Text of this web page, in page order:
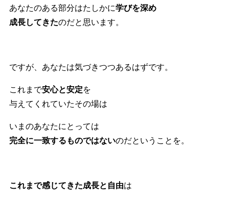
あなたのある部分はたしかに学びを深め
成長してきたのだと思います。
ですが、あなたは気づきつつあるはずです。
これまで安心と安定を
与えてくれていたその場は
いまのあなたにとっては
完全に一致するものではないのだということを。
これまで感じてきた成長と自由は